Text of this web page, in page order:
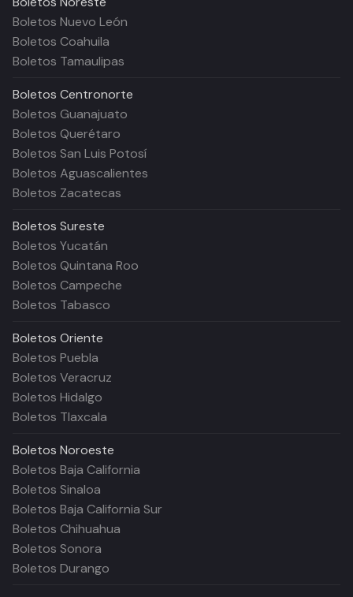
Boletos Nuevo León
Boletos Coahuila
Boletos Tamaulipas
Boletos Centronorte
Boletos Guanajuato
Boletos Querétaro
Boletos San Luis Potosí
Boletos Aguascalientes
Boletos Zacatecas
Boletos Sureste
Boletos Yucatán
Boletos Quintana Roo
Boletos Campeche
Boletos Tabasco
Boletos Oriente
Boletos Puebla
Boletos Veracruz
Boletos Hidalgo
Boletos Tlaxcala
Boletos Noroeste
Boletos Baja California
Boletos Sinaloa
Boletos Baja California Sur
Boletos Chihuahua
Boletos Sonora
Boletos Durango